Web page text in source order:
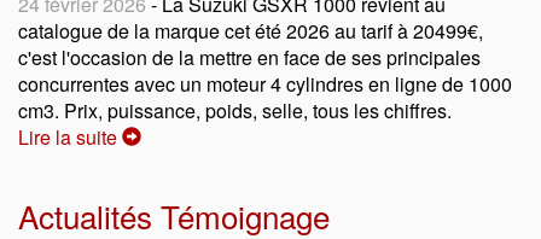
catalogue de la marque cet été 2026 au tarif à 20499€,
c'est l'occasion de la mettre en face de ses principales
concurrentes avec un moteur 4 cylindres en ligne de 1000
cm3. Prix, puissance, poids, selle, tous les chiffres.
Lire la suite
Actualités Témoignage